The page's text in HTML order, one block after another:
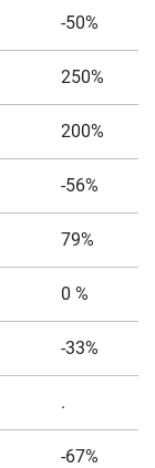
-50%
250%
200%
-56%
79%
0 %
-33%
.
-67%